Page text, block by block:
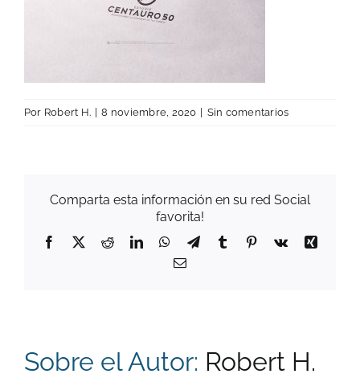
Por Robert H. | 8 noviembre, 2020 | Sin comentarios
Comparta esta información en su red Social
favorita!
Facebook
X RedditLinkedInWhatsApp
TelegramTumblr Pinterest
Vk
Xing
Correo
Sobre el Autor: Robert H.